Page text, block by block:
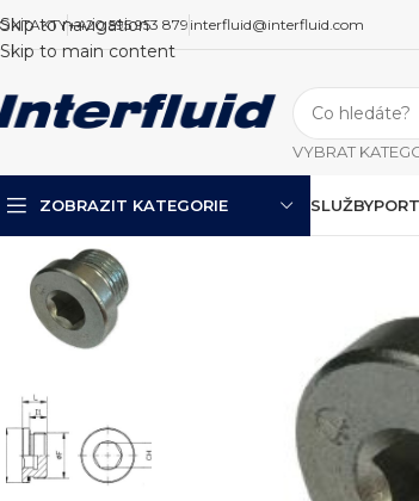
Skip to navigation
Skip to main content
+420 595 953 879 interfluid@interfluid.com
VYBRAT
ZOBRAZIT KATEGORIE SLUŽBY